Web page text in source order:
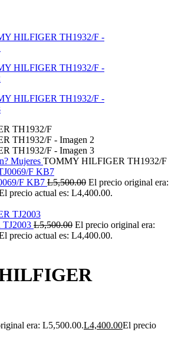
Mujeres TOMMY HILFIGER TH1932/F
F KB7 L5,500.00 El precio original era:
precio actual es: L4,400.00.
L5,500.00 El precio original era:
precio actual es: L4,400.00.
era: L5,500.00.L4,400.00El precio